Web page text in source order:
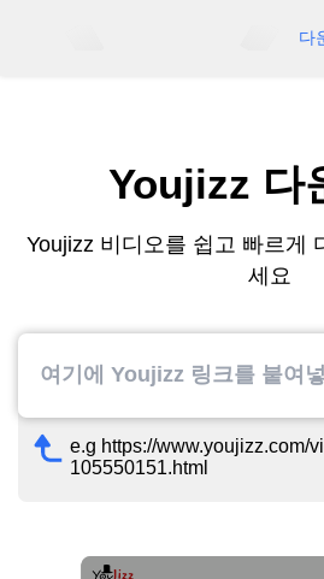
다
Youjizz 다
Youjizz 비디오를 쉽고 빠르게
세요
e.g https://www.youjizz.com/
105550151.html